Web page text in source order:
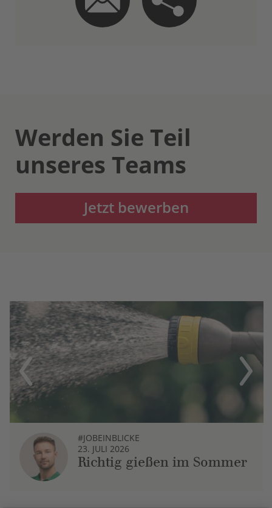
Werden Sie Teil
unseres Teams
Jetzt bewerben
Previous
#JOBEINBLICKE
23. JULI 2026
Richtig gießen im Sommer
Next